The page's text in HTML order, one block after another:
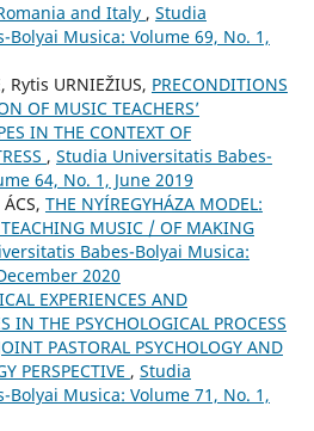
and Italy , Studia
Bolyai Musica: Volume 69, No. 1,
Rytis URNIEŽIUS, PRECONDITIONS
OF MUSIC TEACHERS’
IN THE CONTEXT OF
, Studia Universitatis Babes-
64, No. 1, June 2019
THE NYÍREGYHÁZA MODEL:
MUSIC / OF MAKING
Babes-Bolyai Musica:
2020
EXPERIENCES AND
IN THE PSYCHOLOGICAL PROCESS
PASTORAL PSYCHOLOGY AND
PERSPECTIVE , Studia
Bolyai Musica: Volume 71, No. 1,